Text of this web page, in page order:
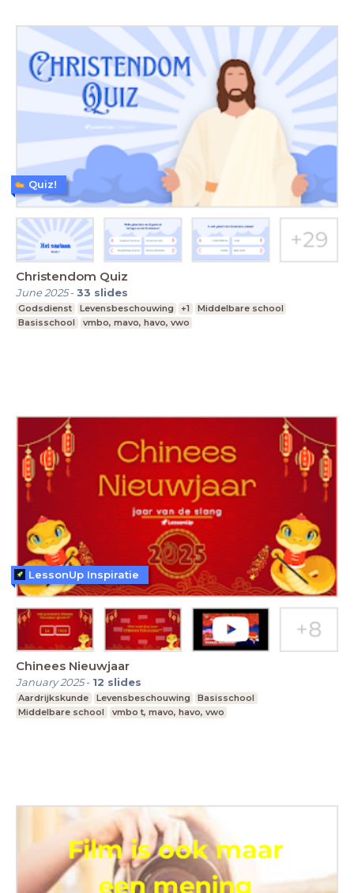
Christendom Quiz
June 2025-33 slides
Godsdienst Levensbeschouwing +1
Middelbare school
Basisschool
vmbo, mavo, havo, vwo
Quiz!
Chinees Nieuwjaar
January 2025- 12 slides
Aardrijkskunde Levensbeschouwing
Basisschool
Middelbare school
vmbo t, mavo, havo, vwo
LessonUp Inspiratie